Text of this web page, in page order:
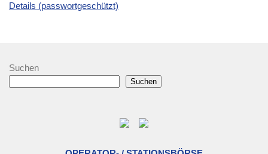
Details (passwortgeschützt)
Suchen
Suchen